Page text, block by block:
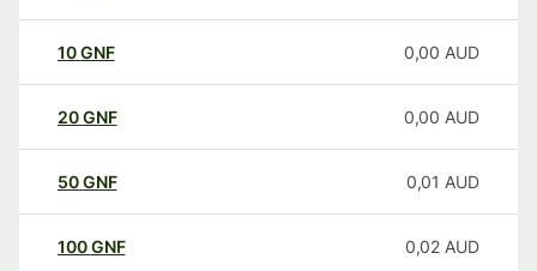
10GNF 0,00 AUD
20GNF 0,00 AUD
50GNF 0,01 AUD
100GNF 0,02 AUD